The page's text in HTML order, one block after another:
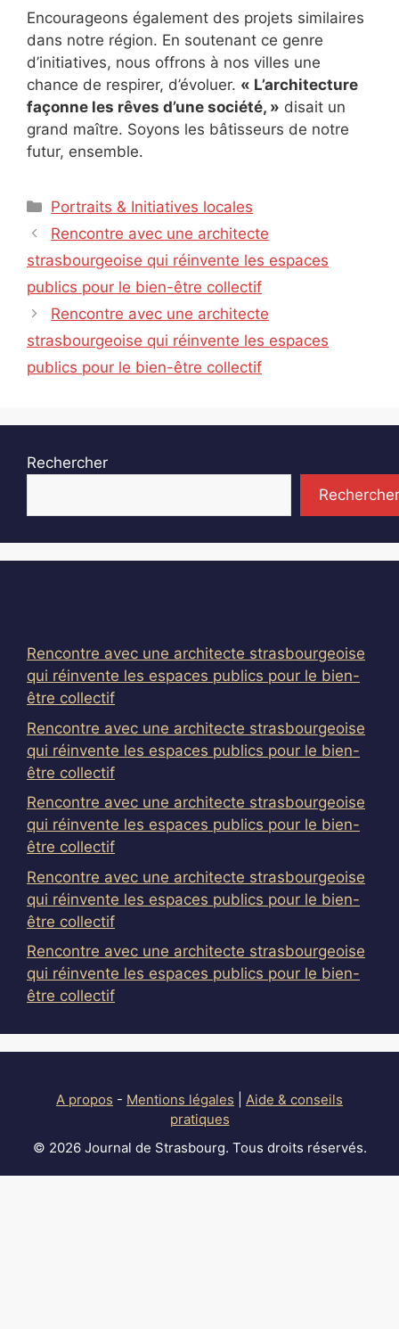
Encourageons également des projets similaires
dans notre région. En soutenant ce genre
d’initiatives, nous offrons à nos villes une
chance de respirer, d’évoluer. « L’architecture
façonne les rêves d’une société, » disait un
grand maître. Soyons les bâtisseurs de notre
futur, ensemble.
Catégories
Portraits & Initiatives locales
Rencontre avec une architecte
strasbourgeoise qui réinvente les espaces
publics pour le bien-être collectif
Rencontre avec une architecte
strasbourgeoise qui réinvente les espaces
publics pour le bien-être collectif
Rechercher
Rechercher
Rencontre avec une architecte strasbourgeoise
qui réinvente les espaces publics pour le bien-
être collectif
Rencontre avec une architecte strasbourgeoise
qui réinvente les espaces publics pour le bien-
être collectif
Rencontre avec une architecte strasbourgeoise
qui réinvente les espaces publics pour le bien-
être collectif
Rencontre avec une architecte strasbourgeoise
qui réinvente les espaces publics pour le bien-
être collectif
Rencontre avec une architecte strasbourgeoise
qui réinvente les espaces publics pour le bien-
être collectif
A propos - Mentions légales
Aide & conseils
pratiques
© 2026 Journal de Strasbourg. Tous droits réservés.